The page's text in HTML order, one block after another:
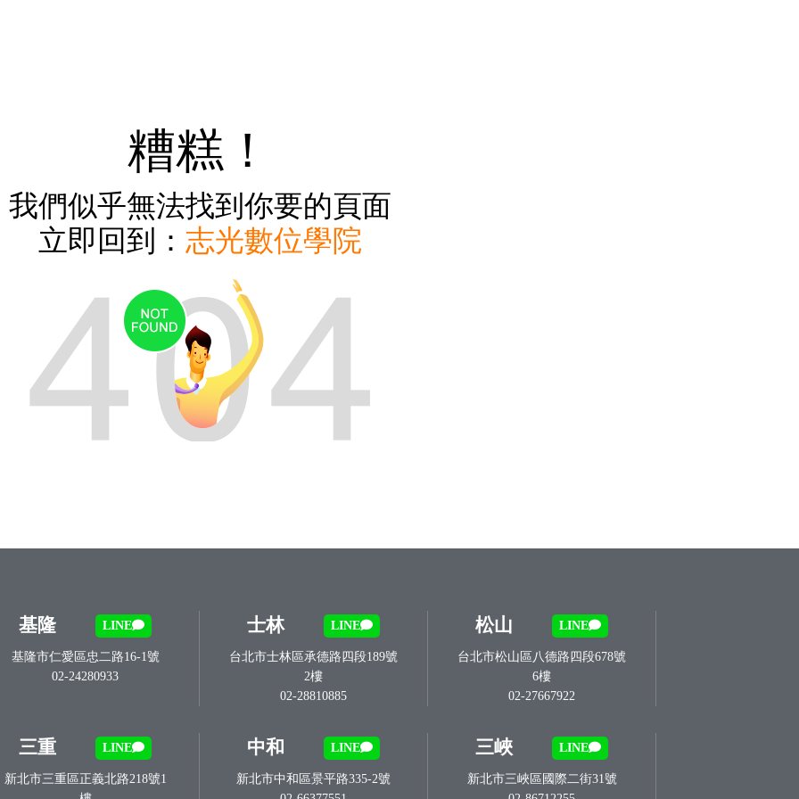
糟糕！
我們似乎無法找到你要的頁面
立即回到： 志光數位學院
基隆 LINE
基隆市仁愛區忠二路16-1號
02-24280933
士林 LINE
台北市士林區承德路四段189號
2樓
02-28810885
松山 LINE
台北市松山區八德路四段678號
6樓
02-27667922
三重 LINE
新北市三重區正義北路218號1
中和 LINE
新北市中和區景平路335-2號
三峽 LINE
新北市三峽區國際二街31號